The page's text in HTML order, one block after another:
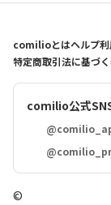
たまにイラストプラン
ーーーーーーーーーーー
(こちらで公序良俗に反
合があります)
スポンサーにはなりた
comilioとはヘルプ
特定商取引法に基づ
comilio公式
@comilio_pr
©